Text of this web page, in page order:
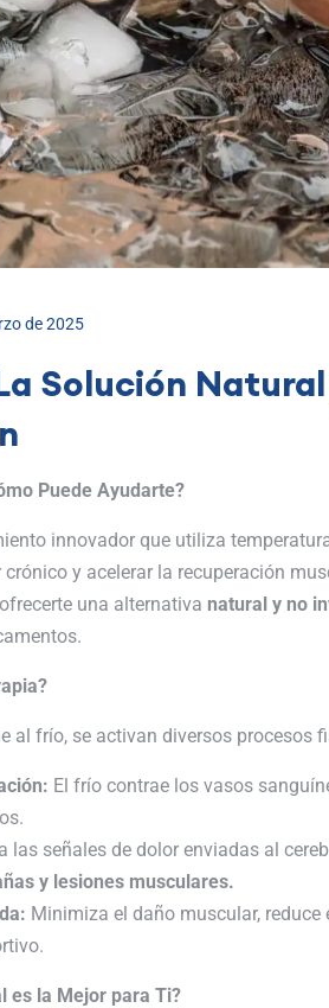
de 2025
Solución
Puede Ayudarte?
innovador que utiliza
y acelerar la recuperación
una alternativa natural y no
al frío, se activan diversos
El frío contrae los vasos
las señales de dolor enviadas al
y lesiones musculares.
Minimiza el daño muscular,
es la Mejor para Ti?